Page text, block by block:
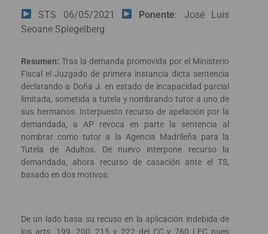
STS 06/05/2021 Ponente: José Luis
Seoane Spiegelberg
Resumen: Tras la demanda promovida por el Ministerio
Fiscal el Juzgado de primera instancia dicta sentencia
declarando a Doña J. en estado de incapacidad parcial
limitada, sometida a tutela y nombrando tutor a uno de
sus hermanos. Interpuesto recurso de apelación por la
demandada, a AP revoca en parte la sentencia al
nombrar como tutor a la Agencia Madrileña para la
Tutela de Adultos. De nuevo interpone recurso la
demandada, ahora recurso de casación ante el TS,
basado en dos motivos:
De un lado basa su recuso en la aplicación indebida de
los arts. 199, 200, 215 y 222 del CC y 760 LEC pues